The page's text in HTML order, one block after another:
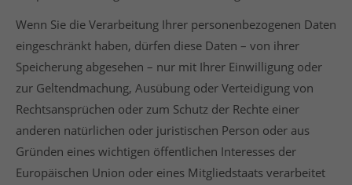
Wenn Sie die Verarbeitung Ihrer personenbezogenen Daten
eingeschränkt haben, dürfen diese Daten – von ihrer
Speicherung abgesehen – nur mit Ihrer Einwilligung oder
zur Geltendmachung, Ausübung oder Verteidigung von
Rechtsansprüchen oder zum Schutz der Rechte einer
anderen natürlichen oder juristischen Person oder aus
Gründen eines wichtigen öffentlichen Interesses der
Europäischen Union oder eines Mitgliedstaats verarbeitet